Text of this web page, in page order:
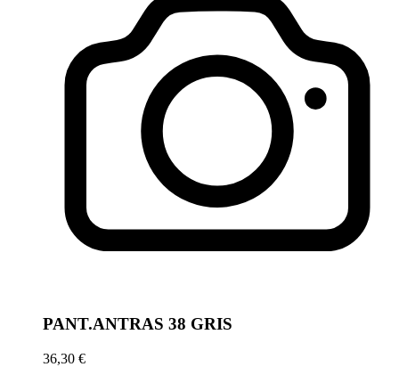
PANT.ANTRAS 38 GRIS
36,30 €